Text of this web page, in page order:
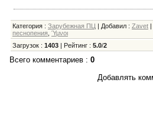
Категория : Зарубежная ПЦ Добавил : Zavet|
песнопения Ύμνοι
Загрузок : 1403| Рейтинг : 5.0/2
Всего комментариев : 0
Добавлять